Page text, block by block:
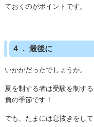
ておくのがポイントです。
４． 最後に
いかがだったでしょうか。
夏を制する者は受験を制す
負の季節です！
でも、たまには息抜きをし